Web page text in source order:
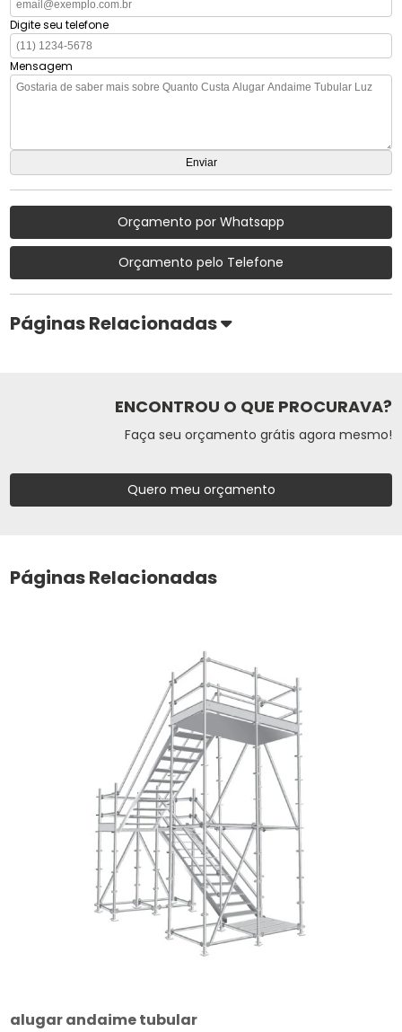
Digite seu telefone
Mensagem
Orçamento por Whatsapp
Orçamento pelo Telefone
Páginas Relacionadas
ENCONTROU O QUE PROCURAVA?
Faça seu orçamento grátis agora mesmo!
Quero meu orçamento
Páginas Relacionadas
alugar andaime tubular